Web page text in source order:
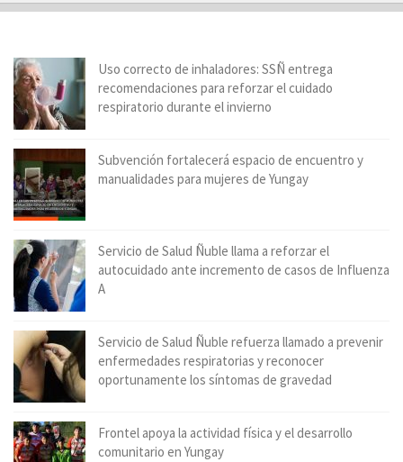
Uso correcto de inhaladores: SSÑ entrega
recomendaciones para reforzar el cuidado
respiratorio durante el invierno
Subvención fortalecerá espacio de encuentro y
manualidades para mujeres de Yungay
Servicio de Salud Ñuble llama a reforzar el
autocuidado ante incremento de casos de Influenza
A
Servicio de Salud Ñuble refuerza llamado a prevenir
enfermedades respiratorias y reconocer
oportunamente los síntomas de gravedad
Frontel apoya la actividad física y el desarrollo
comunitario en Yungay